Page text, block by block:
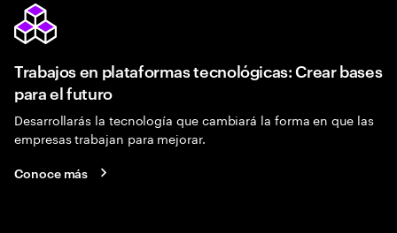
Trabajos en plataformas tecnológicas: Crear bases
para el futuro
Desarrollarás la tecnología que cambiará la forma en que las
empresas trabajan para mejorar.
Conoce más